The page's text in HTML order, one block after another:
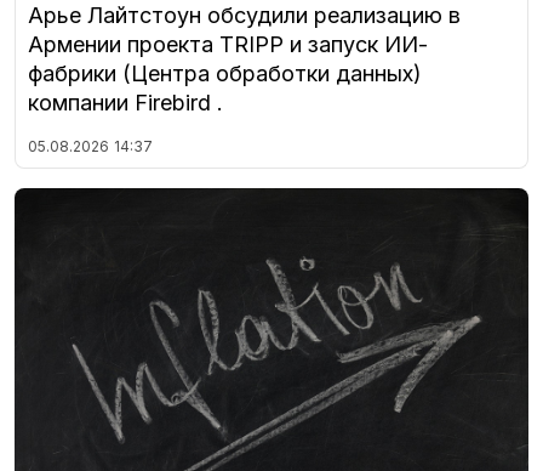
Арье Лайтстоун обсудили реализацию в
Армении проекта TRIPP и запуск ИИ-
фабрики (Центра обработки данных)
компании Firebird .
05.08.2026 14:37